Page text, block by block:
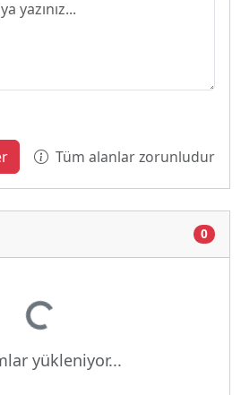
Tüm alanlar zorunludur
0
yükleniyor...